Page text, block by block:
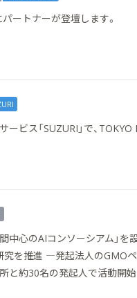
ートナーが登壇します。
ービス「SUZURI」で、
中心のAIコンソーシアム」を
を推進 ―発起法人のGMOペ
と約30名の発起人で活動開